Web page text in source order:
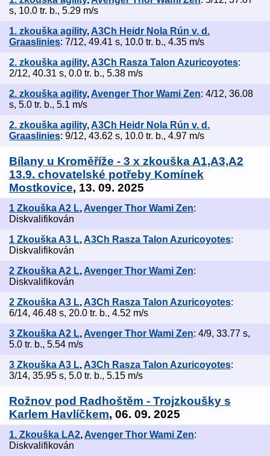
s, 10.0 tr. b., 5.29 m/s
1. zkouška agility, A3Ch Heidr Nola Rún v. d.
Graaslinies: 7/12, 49.41 s, 10.0 tr. b., 4.35 m/s
2. zkouška agility,A3Ch Rasza Talon Azuricoyotes:
2/12, 40.31 s, 0.0 tr. b., 5.38 m/s
2. zkouška agility, Avenger Thor Wami Zen: 4/12, 36.08
s, 5.0 tr. b., 5.1 m/s
2. zkouška agility,A3Ch Heidr Nola Rún v. d.
Graaslinies: 9/12, 43.62 s, 10.0 tr. b., 4.97 m/s
Bílany u Kroměříže - 3 x zkouška A1,A3,A2
13.9. chovatelské potřeby Komínek
Mostkovice, 13. 09. 2025
1 Zkouška A2 L, Avenger Thor Wami Zen:
Diskvalifikován
1 Zkouška A3 L,A3Ch Rasza Talon Azuricoyotes:
Diskvalifikován
2 Zkouška A2 L, Avenger Thor Wami Zen:
Diskvalifikován
2 Zkouška A3 L,A3Ch Rasza Talon Azuricoyotes:
6/14, 46.48 s, 20.0 tr. b., 4.52 m/s
3 Zkouška A2 L, Avenger Thor Wami Zen: 4/9, 33.77 s,
5.0 tr. b., 5.54 m/s
3 Zkouška A3 L,A3Ch Rasza Talon Azuricoyotes:
3/14, 35.95 s, 5.0 tr. b., 5.15 m/s
Rožnov pod Radhoštěm - Trojzkoušky s
Karlem Havlíčkem, 06. 09. 2025
1. Zkouška LA2, Avenger Thor Wami Zen:
Diskvalifikován